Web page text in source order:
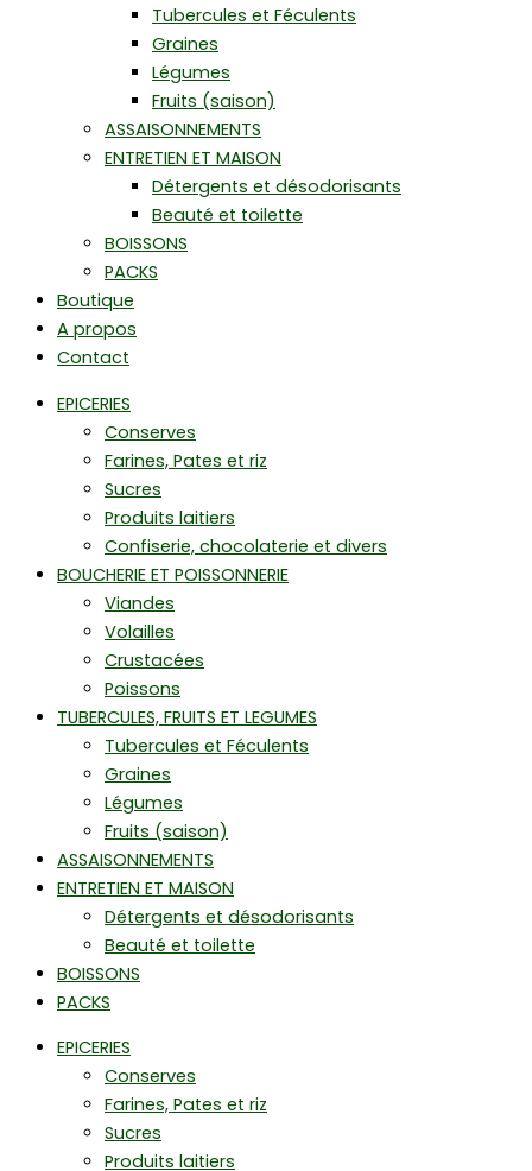
Tubercules et Féculents
Graines
Légumes
Fruits (saison)
ASSAISONNEMENTS
ENTRETIEN ET MAISON
Détergents et désodorisants
Beauté et toilette
BOISSONS
PACKS
Boutique
A propos
Contact
EPICERIES
Conserves
Farines, Pates et riz
Sucres
Produits laitiers
Confiserie, chocolaterie et divers
BOUCHERIE ET POISSONNERIE
Viandes
Volailles
Crustacées
Poissons
TUBERCULES, FRUITS ET LEGUMES
Tubercules et Féculents
Graines
Légumes
Fruits (saison)
ASSAISONNEMENTS
ENTRETIEN ET MAISON
Détergents et désodorisants
Beauté et toilette
BOISSONS
PACKS
EPICERIES
Conserves
Farines, Pates et riz
Sucres
Produits laitiers